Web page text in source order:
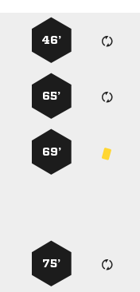
46’
65’
69’
75’